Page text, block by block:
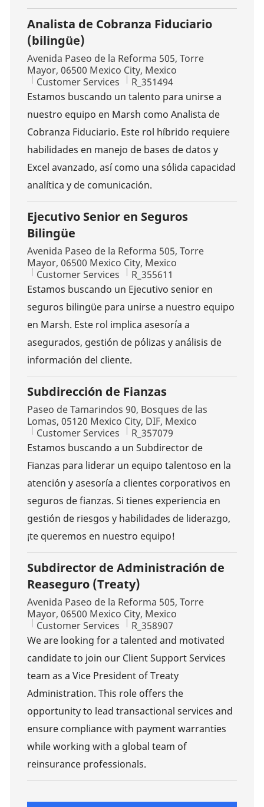
Analista de Cobranza Fiduciario
(bilingüe)
Location
Avenida Paseo de la Reforma 505, Torre
Mayor, 06500 Mexico City, Mexico
Category
Customer Services Job Id
R_351494
Estamos buscando un talento para unirse a
nuestro equipo en Marsh como Analista de
Cobranza Fiduciario. Este rol híbrido requiere
habilidades en manejo de bases de datos y
Excel avanzado, así como una sólida capacidad
analítica y de comunicación.
Ejecutivo Senior en Seguros
Bilingüe
Location
Avenida Paseo de la Reforma 505, Torre
Mayor, 06500 Mexico City, Mexico
Category
Customer Services Job Id
R_355611
Estamos buscando un Ejecutivo senior en
seguros bilingüe para unirse a nuestro equipo
en Marsh. Este rol implica asesoría a
asegurados, gestión de pólizas y análisis de
información del cliente.
Subdirección de Fianzas
Location
Paseo de Tamarindos 90, Bosques de las
Lomas, 05120 Mexico City, DIF, Mexico
Category
Customer Services Job Id
R_357079
Estamos buscando a un Subdirector de
Fianzas para liderar un equipo talentoso en la
atención y asesoría a clientes corporativos en
seguros de fianzas. Si tienes experiencia en
gestión de riesgos y habilidades de liderazgo,
¡te queremos en nuestro equipo!
Subdirector de Administración de
Reaseguro (Treaty)
Location
Avenida Paseo de la Reforma 505, Torre
Mayor, 06500 Mexico City, Mexico
Category
Customer Services Job Id
R_358907
We are looking for a talented and motivated
candidate to join our Client Support Services
team as a Vice President of Treaty
Administration. This role offers the
opportunity to lead transactional services and
ensure compliance with payment warranties
while working with a global team of
reinsurance professionals.